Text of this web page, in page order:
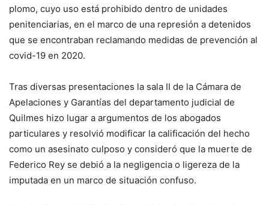
plomo, cuyo uso está prohibido dentro de unidades
penitenciarias, en el marco de una represión a detenidos
que se encontraban reclamando medidas de prevención al
covid-19 en 2020.
Tras diversas presentaciones la sala II de la Cámara de
Apelaciones y Garantías del departamento judicial de
Quilmes hizo lugar a argumentos de los abogados
particulares y resolvió modificar la calificación del hecho
como un asesinato culposo y consideró que la muerte de
Federico Rey se debió a la negligencia o ligereza de la
imputada en un marco de situación confuso.